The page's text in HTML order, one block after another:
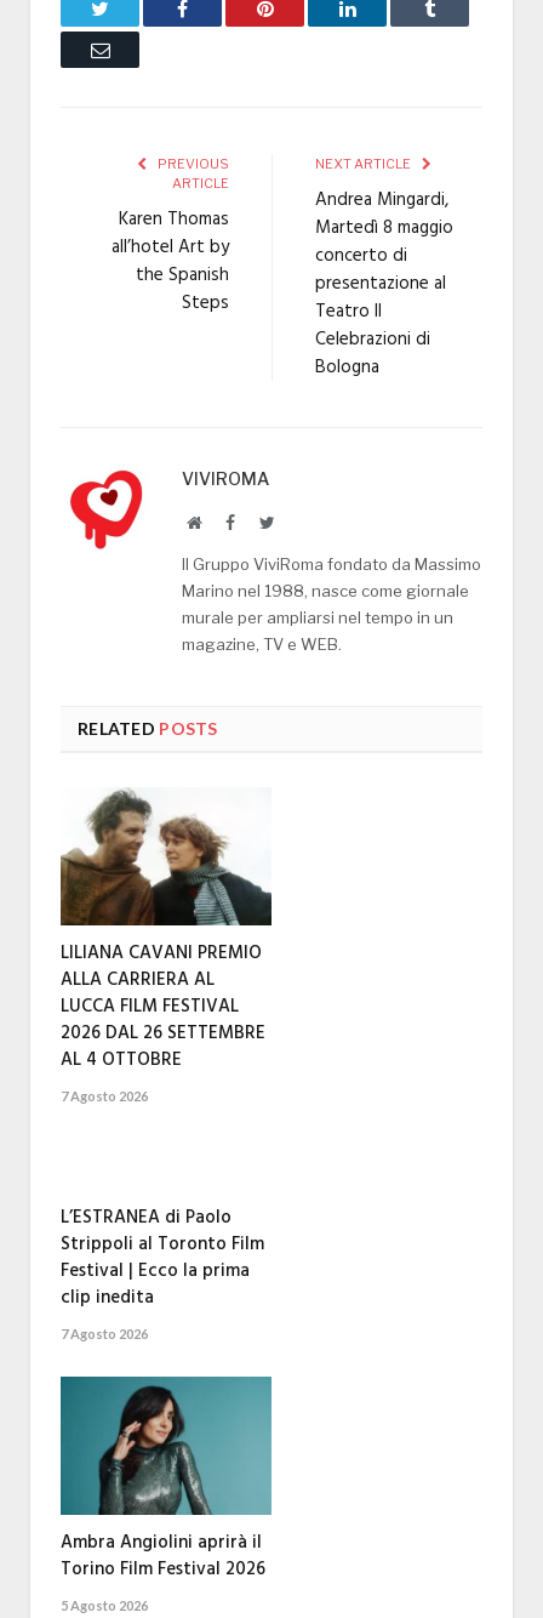
Facebook Pinterest LinkedIn Tumblr
Email
PREVIOUS
ARTICLE
Karen Thomas
all’hotel Art by
the Spanish
Steps
NEXT ARTICLE
Andrea Mingardi,
Martedì 8 maggio
concerto di
presentazione al
Teatro Il
Celebrazioni di
Bologna
VIVIROMA
WebsiteFacebookTwitter
Il Gruppo ViviRoma fondato da Massimo
Marino nel 1988, nasce come giornale
murale per ampliarsi nel tempo in un
magazine, TV e WEB.
RELATED POSTS
LILIANA CAVANI PREMIO
ALLA CARRIERA AL
LUCCA FILM FESTIVAL
2026 DAL 26 SETTEMBRE
AL 4 OTTOBRE
7 Agosto 2026
L’ESTRANEA di Paolo
Strippoli al Toronto Film
Festival | Ecco la prima
clip inedita
7 Agosto 2026
Ambra Angiolini aprirà il
Torino Film Festival 2026
5 Agosto 2026